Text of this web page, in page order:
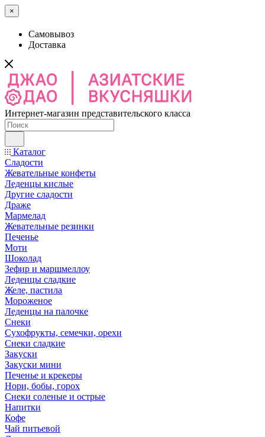
×
Самовывоз
Доставка
Интернет-магазин представительского класса
Каталог
Сладости
Жевательные конфеты
Леденцы кислые
Другие сладости
Драже
Мармелад
Жевательные резинки
Печенье
Моти
Шоколад
Зефир и маршмеллоу
Леденцы сладкие
Желе, пастила
Мороженое
Леденцы на палочке
Снеки
Сухофрукты, семечки, орехи
Снеки сладкие
Закуски
Закуски мини
Печенье и крекеры
Нори, бобы, горох
Снеки соленые и острые
Напитки
Кофе
Чай питьевой